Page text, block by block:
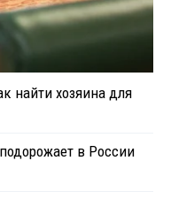
найти хозяина для
в России